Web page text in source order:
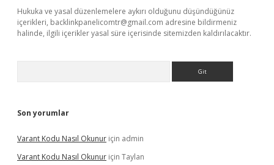
Hukuka ve yasal düzenlemelere aykırı olduğunu düşündüğünüz
içerikleri, backlinkpanelicomtr@gmail.com adresine bildirmeniz
halinde, ilgili içerikler yasal süre içerisinde sitemizden kaldırılacaktır.
Son yorumlar
Varant Kodu Nasıl Okunur için admin
Varant Kodu Nasıl Okunur için Taylan